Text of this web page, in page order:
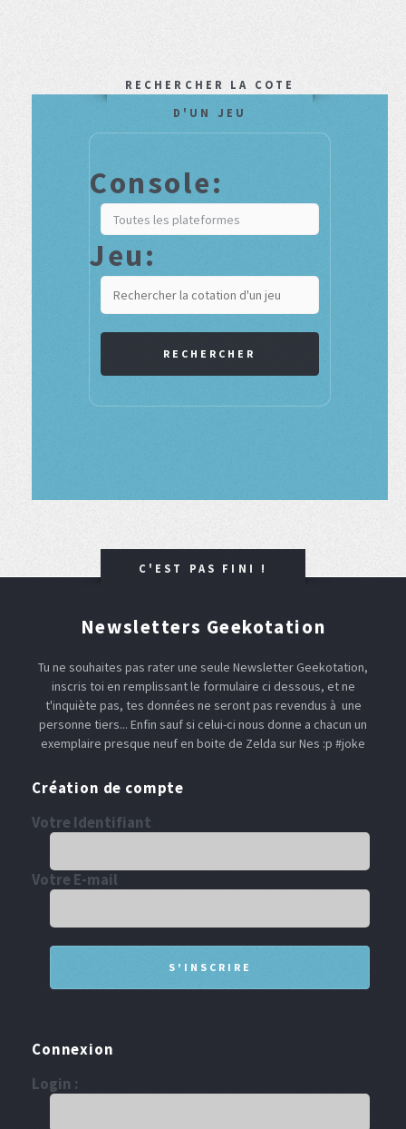
RECHERCHER LA COTE
D'UN JEU
Console:
Jeu:
RECHERCHER
C'EST PAS FINI !
Newsletters Geekotation
Tu ne souhaites pas rater une seule Newsletter Geekotation,
inscris toi en remplissant le formulaire ci dessous, et ne
t'inquiète pas, tes données ne seront pas revendus à une
personne tiers... Enfin sauf si celui-ci nous donne a chacun un
exemplaire presque neuf en boite de Zelda sur Nes :p #joke
Création de compte
Votre Identifiant
Votre E-mail
Connexion
Login :